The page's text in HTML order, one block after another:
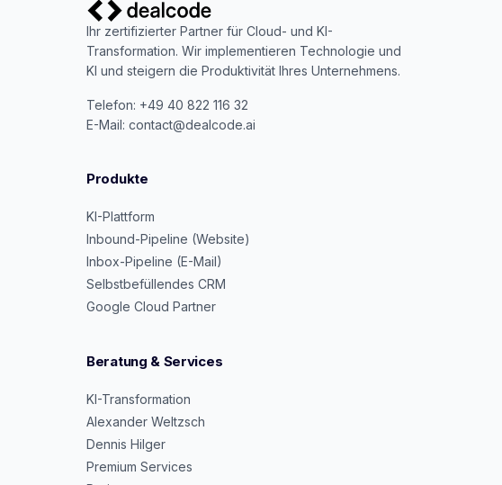
Ihr zertifizierter Partner für Cloud- und KI-
Transformation. Wir implementieren Technologie und
KI und steigern die Produktivität Ihres Unternehmens.
Telefon: +49 40 822 116 32
E-Mail: contact@dealcode.ai
Produkte
KI-Plattform
Inbound-Pipeline (Website)
Inbox-Pipeline (E-Mail)
Selbstbefüllendes CRM
Google Cloud Partner
Beratung & Services
KI-Transformation
Alexander Weltzsch
Dennis Hilger
Premium Services